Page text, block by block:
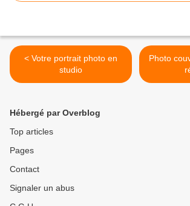
< Votre portrait photo en
studio
Photo
Hébergé par Overblog
Top articles
Pages
Contact
Signaler un abus